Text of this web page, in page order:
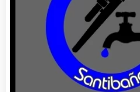
Alquiler de Autos